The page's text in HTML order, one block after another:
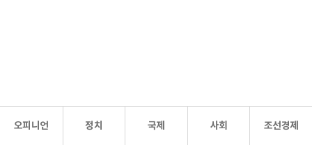
오피니언 정치 국제 사회 조선경제